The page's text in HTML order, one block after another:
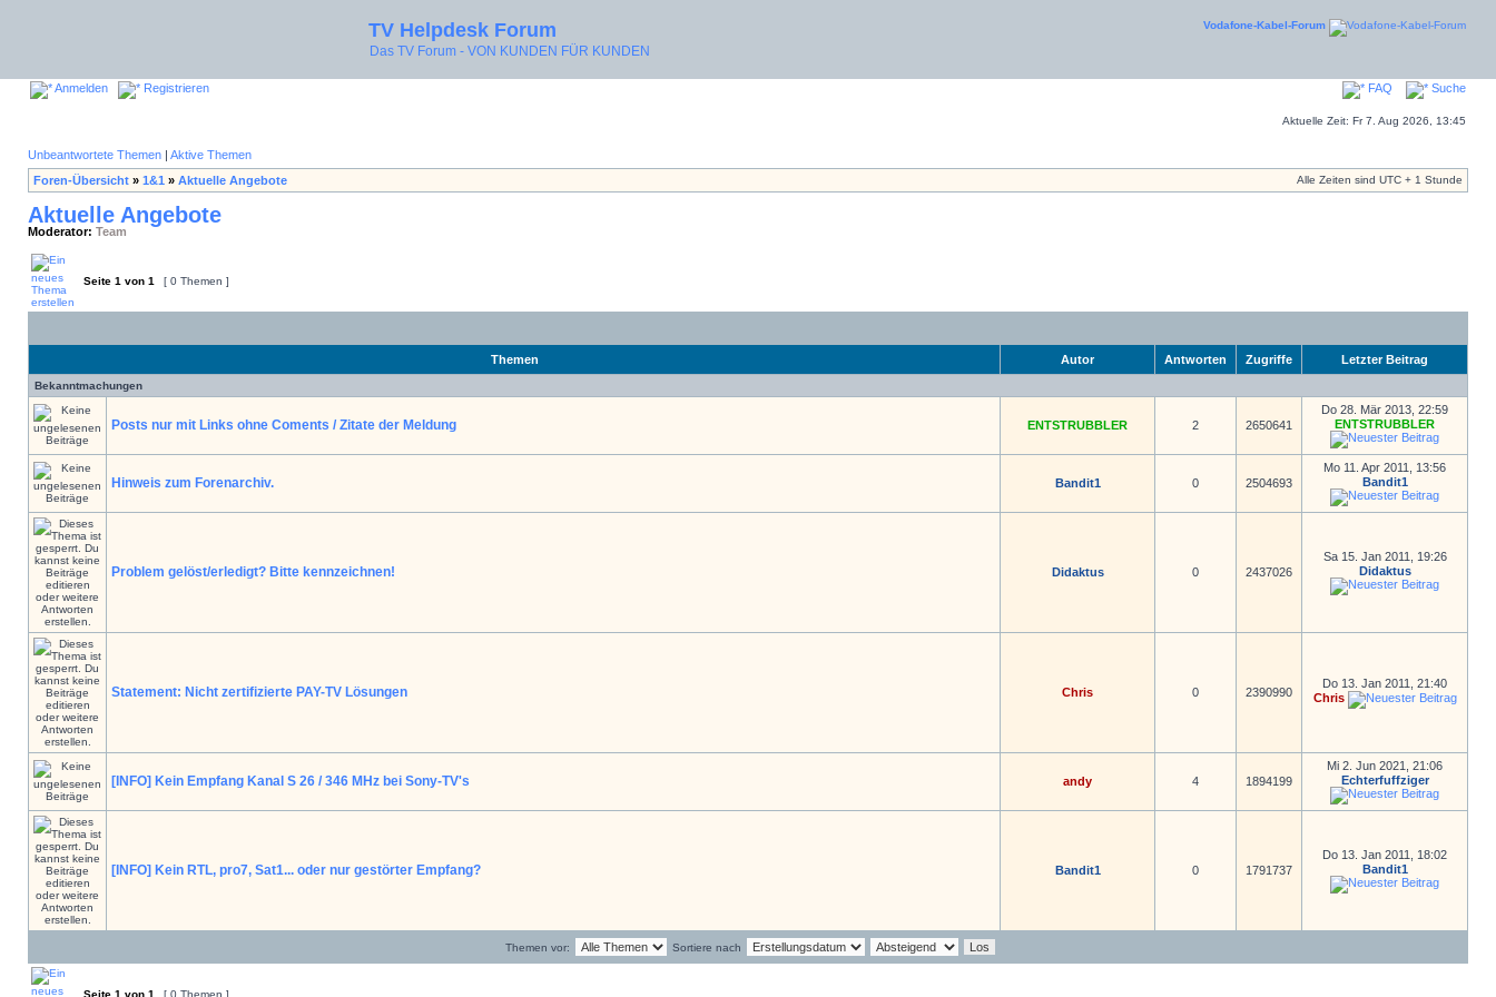
TV Helpdesk Forum
Das TV Forum - VON KUNDEN FÜR KUNDEN
Vodafone-Kabel-Forum
Anmelden Registrieren FAQ Suche
Aktuelle Zeit: Fr 7. Aug 2026, 13:45
Unbeantwortete Themen | Aktive Themen
Foren-Übersicht » 1&1 » Aktuelle Angebote Alle Zeiten sind UTC + 1 Stunde
Aktuelle Angebote
Moderator: Team
Seite 1 von 1 [ 0 Themen ]
Themen Autor Antworten Zugriffe Letzter Beitrag
Bekanntmachungen
Posts nur mit Links ohne Coments / Zitate der Meldung ENTSTRUBBLER 2 2650641
Do 28. Mär 2013, 22:59
ENTSTRUBBLER
Hinweis zum Forenarchiv. Bandit1 0 2504693
Mo 11. Apr 2011, 13:56
Bandit1
Problem gelöst/erledigt? Bitte kennzeichnen! Didaktus 0 2437026
Sa 15. Jan 2011, 19:26
Didaktus
Statement: Nicht zertifizierte PAY-TV Lösungen Chris 0 2390990
Do 13. Jan 2011, 21:40
Chris
[INFO] Kein Empfang Kanal S 26 / 346 MHz bei Sony-TV's andy 4 1894199
Mi 2. Jun 2021, 21:06
Echterfuffziger
[INFO] Kein RTL, pro7, Sat1... oder nur gestörter Empfang? Bandit1 0 1791737
Do 13. Jan 2011, 18:02
Bandit1
Themen vor: Sortiere nach
Seite 1 von 1 [ 0 Themen ]